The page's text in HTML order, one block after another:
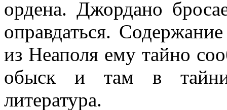
ордена. Джордано
оправдаться.
из Неаполя ему тайно
обыск и там в
литература.